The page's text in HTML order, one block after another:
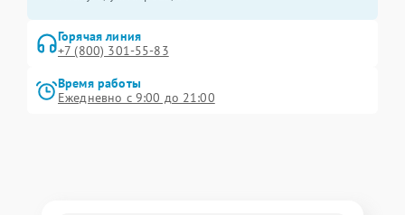
Горячая линия
+7 (800) 301-55-83
Время работы
Ежедневно с 9:00 до 21:00